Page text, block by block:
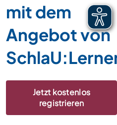
mit dem
Angebot von
Jetzt kostenlos
registrieren